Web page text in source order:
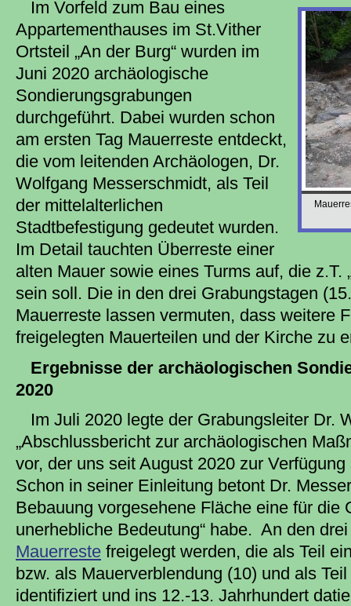
Im Vorfeld zum Bau eines
Appartementhauses im St.Vither
Ortsteil „An der Burg“ wurden im
Juni 2020 archäologische
Sondierungsgrabungen
durchgeführt. Dabei wurden schon
am ersten Tag Mauerreste entdeckt,
die vom leitenden Archäologen, Dr.
Wolfgang Messerschmidt, als Teil
der mittelalterlichen
Stadtbefestigung gedeutet wurden.
Im Detail tauchten Überreste einer
alten Mauer sowie eines Turms auf, die z.T.
sein soll. Die in den drei Grabungstagen
Mauerreste lassen vermuten, dass weitere
freigelegten Mauerteilen und der Kirche zu
Ergebnisse der archäologischen
2020
Im Juli 2020 legte der Grabungsleiter Dr.
„Abschlussbericht zur archäologischen
vor, der uns seit August 2020 zur Verfügung
Schon in seiner Einleitung betont Dr.
Bebauung vorgesehene Fläche eine für die
unerhebliche Bedeutung“ habe. An den
Mauerreste freigelegt werden, die als Teil
bzw. als Mauerverblendung (10) und als
identifiziert und ins 12.-13. Jahrhundert